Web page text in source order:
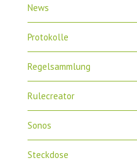
News
Protokolle
Regelsammlung
Rulecreator
Sonos
Steckdose